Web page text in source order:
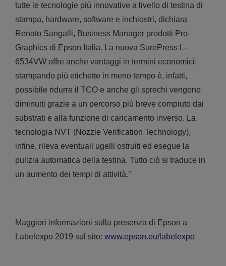
tutte le tecnologie più innovative a livello di testina di
stampa, hardware, software e inchiostri, dichiara
Renato Sangalli, Business Manager prodotti Pro-
Graphics di Epson Italia. La nuova SurePress L-
6534VW offre anche vantaggi in termini economici:
stampando più etichette in meno tempo è, infatti,
possibile ridurre il TCO e anche gli sprechi vengono
diminuiti grazie a un percorso più breve compiuto dai
substrati e alla funzione di caricamento inverso. La
tecnologia NVT (Nozzle Verification Technology),
infine, rileva eventuali ugelli ostruiti ed esegue la
pulizia automatica della testina. Tutto ciò si traduce in
un aumento dei tempi di attività."
Maggiori informazioni sulla presenza di Epson a
Labelexpo 2019 sul sito: www.epson.eu/labelexpo